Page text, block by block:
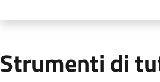
Strumenti di